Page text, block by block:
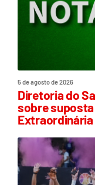
5 de agosto de 2026
Diretoria do
sobre
Extraordinária